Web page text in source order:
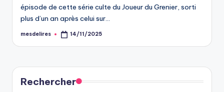
épisode de cette série culte du Joueur du Grenier, sorti
plus d’un an après celui sur…
Posted
mesdelires 14/11/2025
Rechercher